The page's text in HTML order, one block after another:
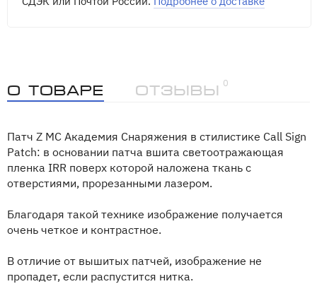
О товаре Отзывы
0
Патч Z MC Академия Снаряжения в стилистике Call Sign
Patch: в основании патча вшита cветоотражающая
пленка IRR поверх которой наложена ткань с
отверстиями, прорезанными лазером.
Благодаря такой технике изображение получается
очень четкое и контрастное.
В отличие от вышитых патчей, изображение не
пропадет, если распустится нитка.